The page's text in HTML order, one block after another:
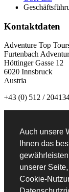
Auch unsere
Ihnen das
unserer
Cookie-
Kontaktdaten
Adventure Top
Furtenbach
Höttinger Gasse 12
6020 Innsbruck
Austria
+43 (0) 512 /
DE